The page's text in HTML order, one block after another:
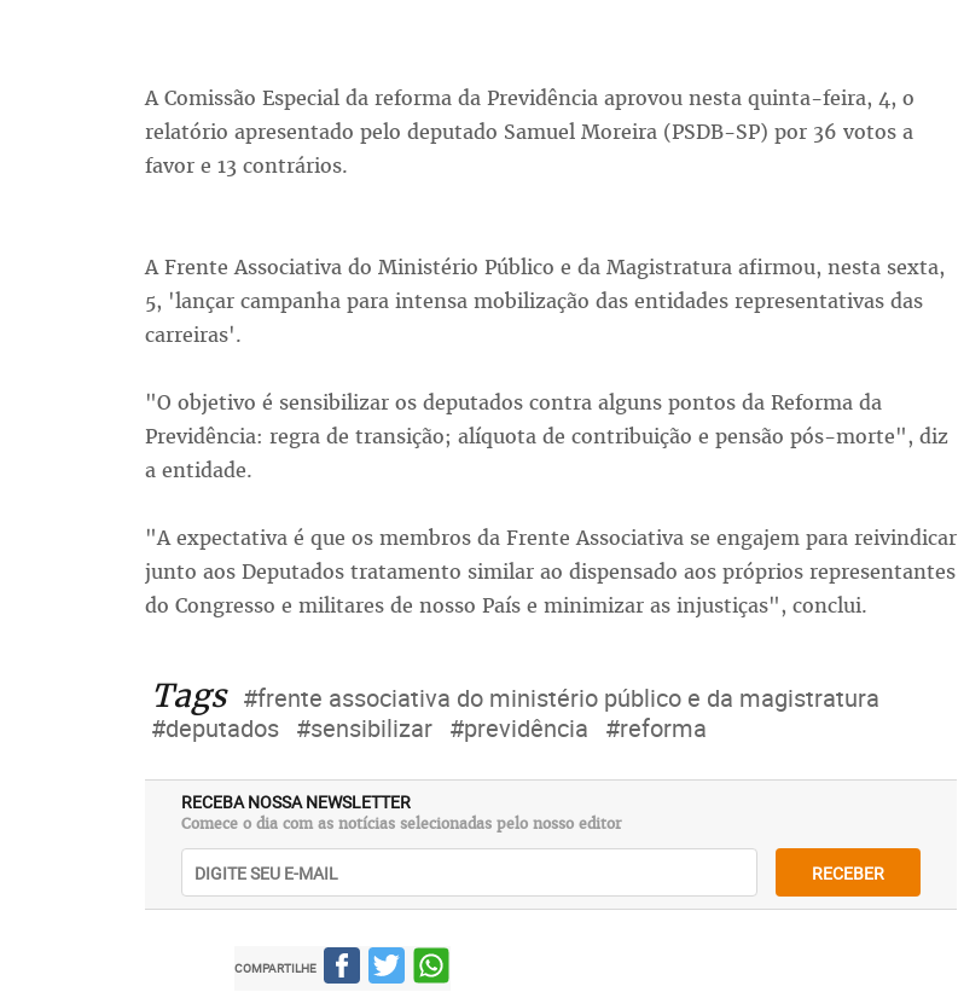
A Comissão Especial da reforma da Previdência aprovou nesta quinta-feira, 4, o
relatório apresentado pelo deputado Samuel Moreira (PSDB-SP) por 36 votos a
favor e 13 contrários.
A Frente Associativa do Ministério Público e da Magistratura afirmou, nesta sexta,
5, 'lançar campanha para intensa mobilização das entidades representativas das
carreiras'.
"O objetivo é sensibilizar os deputados contra alguns pontos da Reforma da
Previdência: regra de transição; alíquota de contribuição e pensão pós-morte", diz
a entidade.
"A expectativa é que os membros da Frente Associativa se engajem para reivindicar
junto aos Deputados tratamento similar ao dispensado aos próprios representantes
do Congresso e militares de nosso País e minimizar as injustiças", conclui.
Tags #frente associativa do ministério público e da magistratura
#deputados #sensibilizar #previdência #reforma
RECEBA NOSSA NEWSLETTER
Comece o dia com as notícias selecionadas pelo nosso editor
RECEBER
COMPARTILHE